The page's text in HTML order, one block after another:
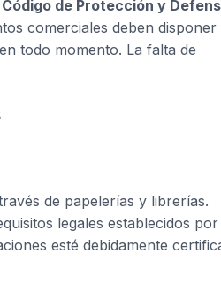
Código de Protección y
comerciales deben disponer
todo momento. La falta de
de papelerías y librerías.
legales establecidos por
esté debidamente